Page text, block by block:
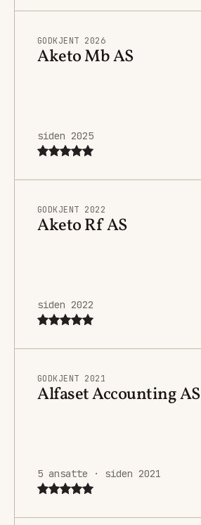
GODKJENT 2026
Aketo Mb AS
siden 2025
GODKJENT 2022
Aketo Rf AS
siden 2022
GODKJENT 2021
Alfaset Accounting AS
5 ansatte · siden 2021